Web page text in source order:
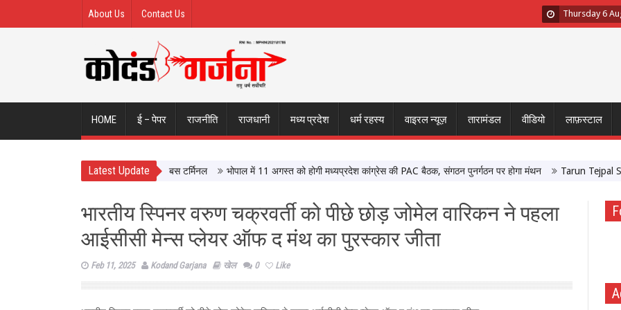
About Us Contact Us Thursday 6
HOME ई – पेपर राजनीति राजधानी मध्य प्रदेश धर्म रहस्य वाइरल न्यूज़ तारामंडल वीडियो लाफ़स्टाल
Latest Update
ISBT, आधुनिक सुविधाओं से लैस होगा बस टर्मिनल भोपाल में 11 अगस्त को होगी मध्यप्रदेश कांग्रेस की PAC बैठक, संगठन पुनर्गठन पर होगा मंथन Tarun Tejpal Sexual
भारतीय स्पिनर वरुण चक्रवर्ती को पीछे छोड़ जोमेल वारिकन ने पहला
आईसीसी मेन्स प्लेयर ऑफ द मंथ का पुरस्कार जीता
Feb 11, 2025 Kodand Garjana खेल 0 Like